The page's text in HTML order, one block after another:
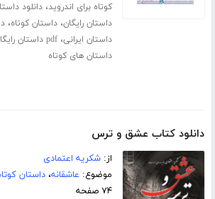
کوتاه برای اندروید،دانلود
داستان رایگان،داستان کوتاه،
داستان ایرانی،pdf داستان رایگان
داستان های کوتاه
دانلود کتاب عشق و ترس
از:شکریه اعتمادی
موضوع: عاشقانه،داستان
۷۴ صفحه